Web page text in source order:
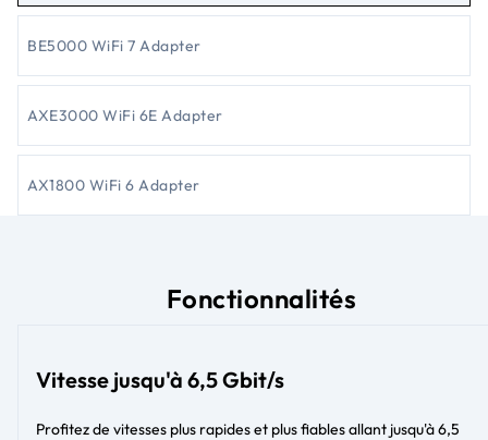
BE5000 WiFi 7 Adapter
AXE3000 WiFi 6E Adapter
AX1800 WiFi 6 Adapter
Fonctionnalités
Vitesse jusqu'à 6,5 Gbit/s
Profitez de vitesses plus rapides et plus fiables allant jusqu'à 6,5